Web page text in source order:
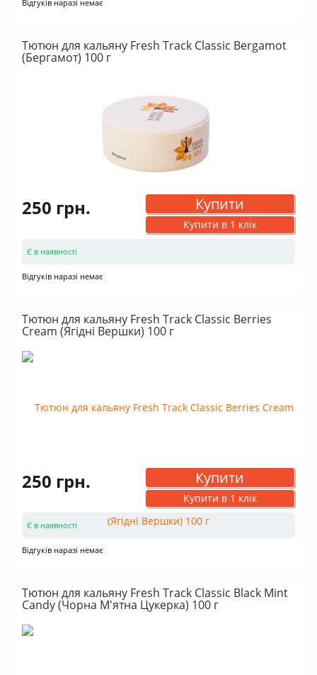
Відгуків наразі немає
Тютюн для кальяну Fresh Track Classic Bergamot
(Бергамот) 100 г
250 грн. Купити
Купити в 1 клік
Є в наявності
Відгуків наразі немає
Тютюн для кальяну Fresh Track Classic Berries
Cream (Ягідні Вершки) 100 г
250 грн. Купити
Купити в 1 клік
Є в наявності
Відгуків наразі немає
Тютюн для кальяну Fresh Track Classic Black Mint
Candy (Чорна М'ятна Цукерка) 100 г